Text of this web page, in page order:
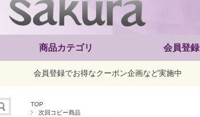
商品カテゴリ 会員登録
会員登録でお得なクーポン企画など実施中
TOP
次回コピー商品